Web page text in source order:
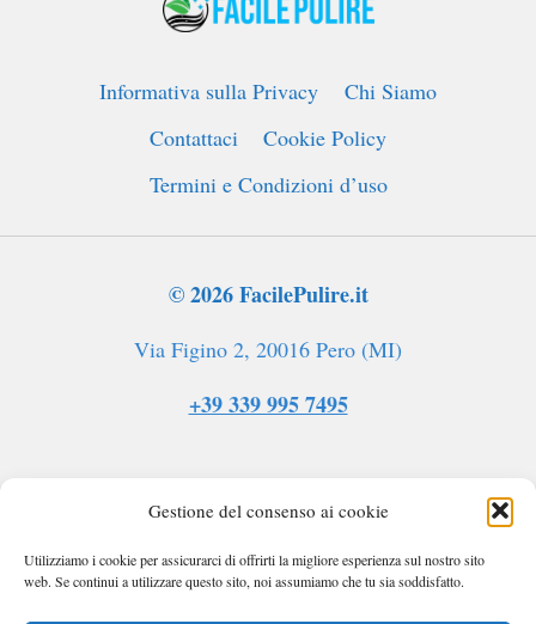
Gestione del consenso ai cookie
Utilizziamo i cookie per assicurarci di offrirti la migliore esperienza sul nostro sito
web. Se continui a utilizzare questo sito, noi assumiamo che tu sia soddisfatto.
Informativa sulla Privacy
Chi Siamo
Contattaci
Cookie Policy
Termini e Condizioni d’uso
© 2026 FacilePulire.it
Via Figino 2, 20016 Pero (MI)
+39 339 995 7495